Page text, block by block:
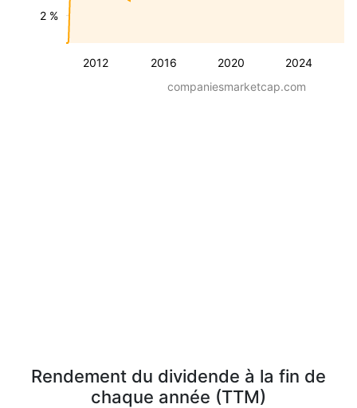
2012 2016 2020 2024
2 %
companiesmarketcap.com
Rendement du dividende à la fin de
chaque année (TTM)